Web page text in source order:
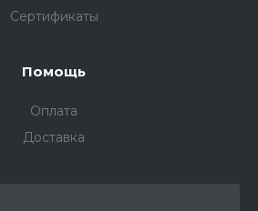
Сертификаты
Помощь
Оплата
Доставка